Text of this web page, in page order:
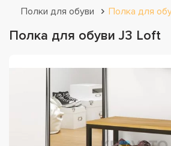
Полки для обуви Полка для
Полка для обуви J3 Loft